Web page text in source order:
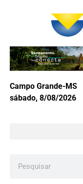
Campo Grande-MS
sábado, 8/08/2026